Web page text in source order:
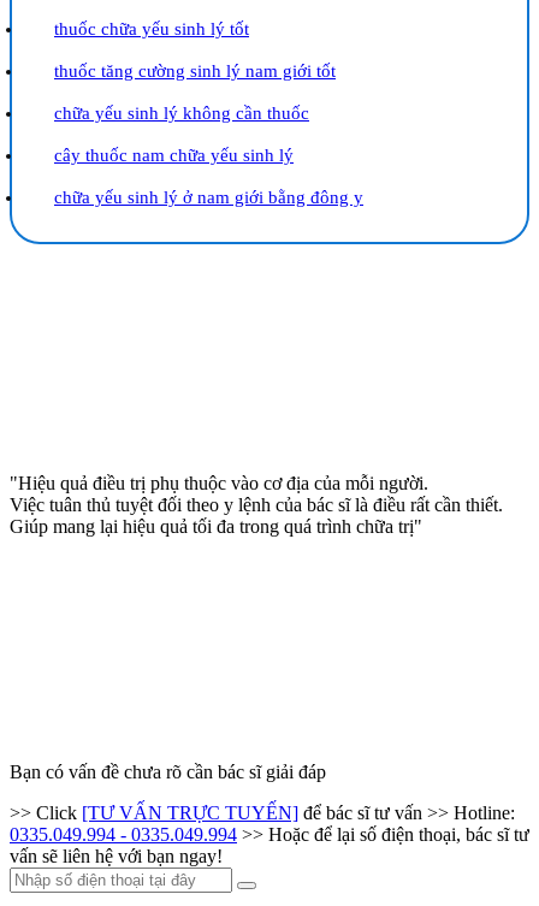
thuốc chữa yếu sinh lý tốt
thuốc tăng cường sinh lý nam giới tốt
chữa yếu sinh lý không cần thuốc
cây thuốc nam chữa yếu sinh lý
chữa yếu sinh lý ở nam giới bằng đông y
"Hiệu quả điều trị phụ thuộc vào cơ địa của mỗi người.
Việc tuân thủ tuyệt đối theo y lệnh của bác sĩ là điều rất cần thiết.
Giúp mang lại hiệu quả tối đa trong quá trình chữa trị"
Bạn có vấn đề chưa rõ cần bác sĩ giải đáp
>> Click [TƯ VẤN TRỰC TUYẾN] để bác sĩ tư vấn >> Hotline:
0335.049.994 - 0335.049.994 >> Hoặc để lại số điện thoại, bác sĩ tư
vấn sẽ liên hệ với bạn ngay!